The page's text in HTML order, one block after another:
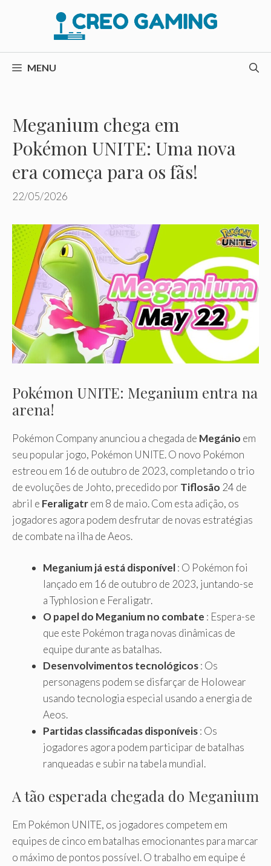
conteúdo
MENU
Meganium chega em
Pokémon UNITE: Uma nova
era começa para os fãs!
22/05/2026
Pokémon UNITE: Meganium entra na
arena!
Pokémon Company anunciou a chegada de Megánio em
seu popular jogo, Pokémon UNITE. O novo Pokémon
estreou em 16 de outubro de 2023, completando o trio
de evoluções de Johto, precedido por Tiflosão 24 de
abril e Feraligatrem 8 de maio. Com esta adição, os
jogadores agora podem desfrutar de novas estratégias
de combate na ilha de Aeos.
Meganium já está disponível: O Pokémon foi
lançado em 16 de outubro de 2023, juntando-se
a Typhlosion e Feraligatr.
O papel do Meganium no combate : Espera-se
que este Pokémon traga novas dinâmicas de
equipe durante as batalhas.
Desenvolvimentos tecnológicos: Os
personagens podem se disfarçar de Holowear
usando tecnologia especial usando a energia de
Aeos.
Partidas classificadas disponíveis: Os
jogadores agora podem participar de batalhas
ranqueadas e subir na tabela mundial.
A tão esperada chegada do Meganium
Em Pokémon UNITE, os jogadores competem em
equipes de cinco em batalhas emocionantes para marcar
o máximo de pontos possível. O trabalho em equipe é